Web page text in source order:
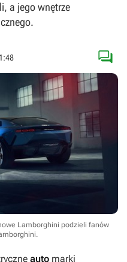
a jego wnętrze

Lamborghini podzieli fanów
.
auto marki